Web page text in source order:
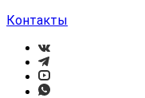
Контакты